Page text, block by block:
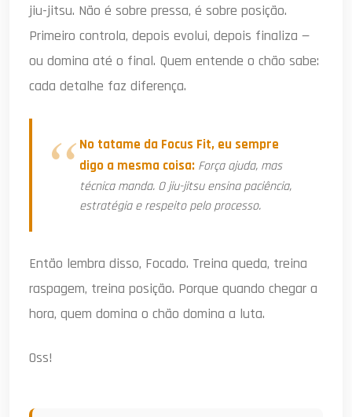
jiu-jitsu. Não é sobre pressa, é sobre posição.
Primeiro controla, depois evolui, depois finaliza —
ou domina até o final. Quem entende o chão sabe:
cada detalhe faz diferença.
No tatame da Focus Fit, eu sempre
digo a mesma coisa: Força ajuda, mas
técnica manda. O jiu-jitsu ensina paciência,
estratégia e respeito pelo processo.
Então lembra disso, Focado. Treina queda, treina
raspagem, treina posição. Porque quando chegar a
hora, quem domina o chão domina a luta.
Oss!